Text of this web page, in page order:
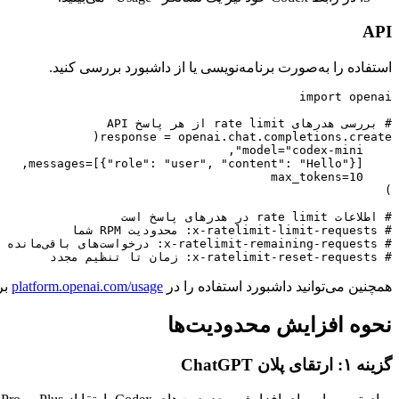
API
استفاده را به‌صورت برنامه‌نویسی یا از داشبورد بررسی کنید.
# x-ratelimit-reset-requests: زمان تا تنظیم مجدد
همچنین می‌توانید داشبورد استفاده را در platform.openai.com/usage
نحوه افزایش محدودیت‌ها
گزینه ۱: ارتقای پلان ChatGPT